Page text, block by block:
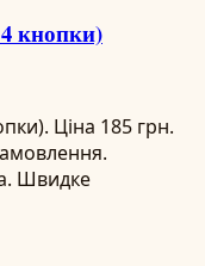
кнопки)
Ціна 185 грн.
Швидке